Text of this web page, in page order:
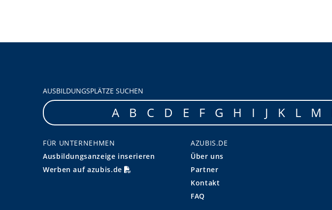
AUSBILDUNGSPLÄTZE SUCHEN
A B C D E F G H I J K L M
FÜR UNTERNEHMEN
Ausbildungsanzeige inserieren
Werben auf azubis.de
AZUBIS.DE
Über uns
Partner
Kontakt
FAQ